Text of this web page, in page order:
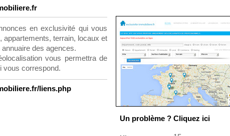
en exclusivité qui vous
appartements, terrain, locaux et
des agences.
vous permettra de
vous correspond.
liens.php
Un problème ? Cliquez ici